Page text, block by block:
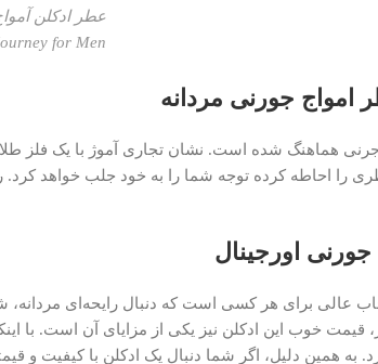
for Men
جورنی مردانه
جرنی هماهنگ شده است. نشان تجاری آموژ با یک فلز
را احاطه کرده توجه شما را به خود جلب خواهد
اورجینال
عالی برای هر کسی است که دنبال رایحه‌ای
قیمت خوب این ادکلن نیز یکی از مزایای آن است. با
به همین دلیل، اگر شما دنبال یک ادکلن با کیفیت و